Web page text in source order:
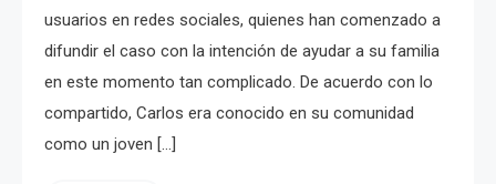
usuarios en redes sociales, quienes han comenzado a
difundir el caso con la intención de ayudar a su familia
en este momento tan complicado. De acuerdo con lo
compartido, Carlos era conocido en su comunidad
como un joven […]